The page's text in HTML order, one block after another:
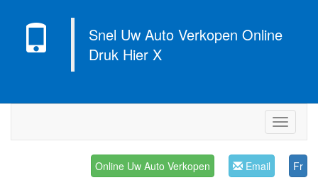
Snel Uw Auto Verkopen Online
Druk Hier X
Fr
Email
Online Uw Auto Verkopen